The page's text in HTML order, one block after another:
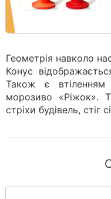
Геометрія навколо
Конус
Також є
морозиво «Ріжок».
стріхи будівель, стіг